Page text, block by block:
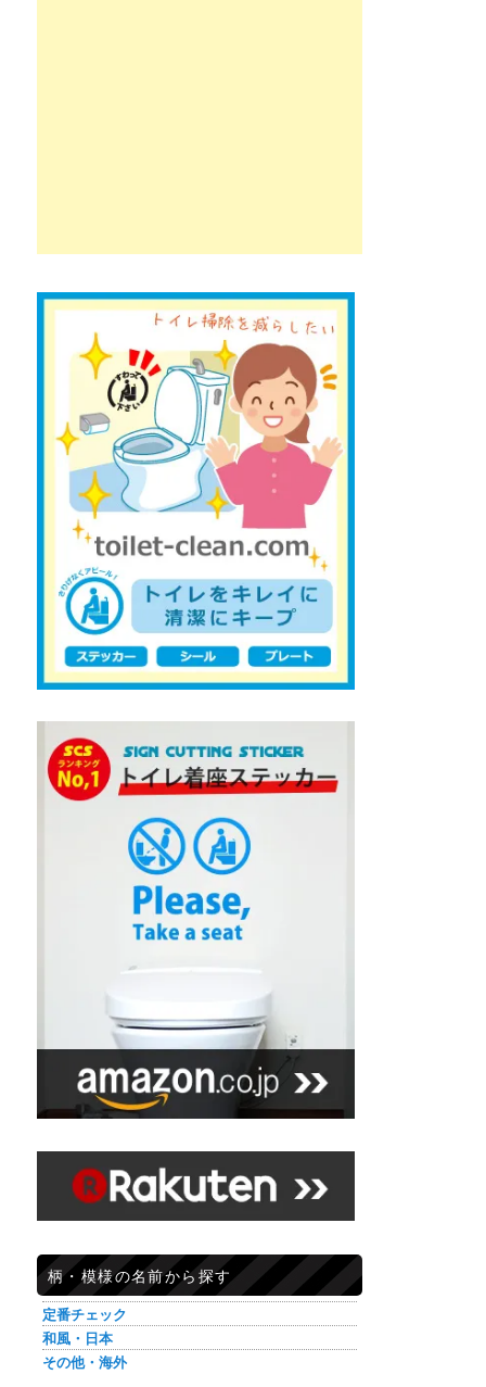
柄・模様の名前から探す
定番チェック
和風・日本
その他・海外